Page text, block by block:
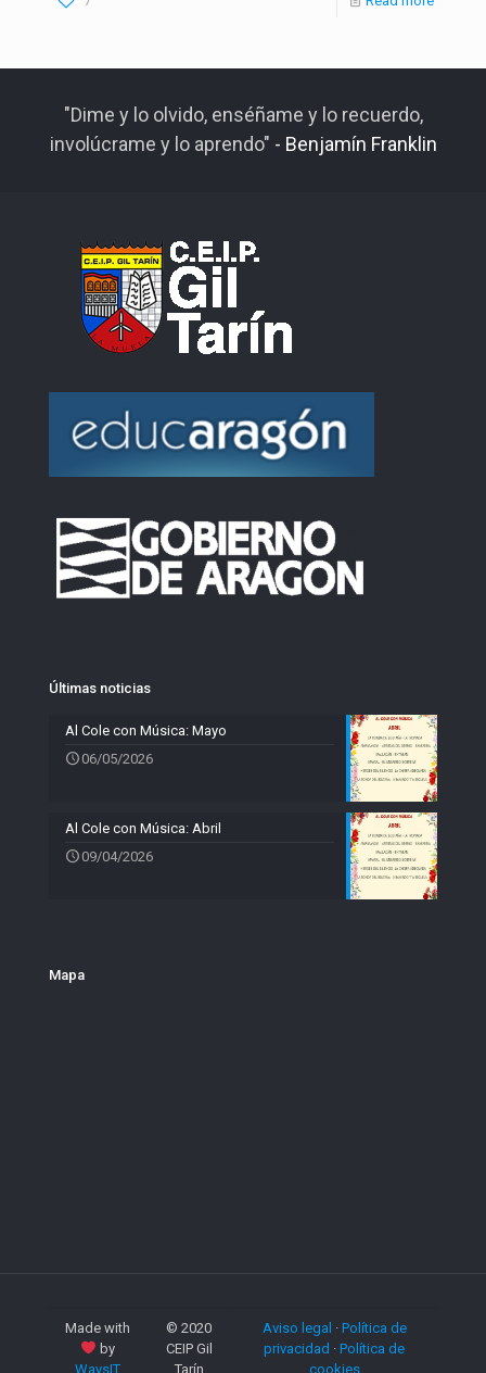
"Dime y lo olvido, enséñame y lo recuerdo,
involúcrame y lo aprendo" - Benjamín Franklin
Últimas noticias
Al Cole con Música: Mayo
06/05/2026
Al Cole con Música: Abril
09/04/2026
Mapa
Made with
by
WaysIT
© 2020
CEIP Gil
Tarín
Aviso legal · Política de
privacidad · Política de
cookies